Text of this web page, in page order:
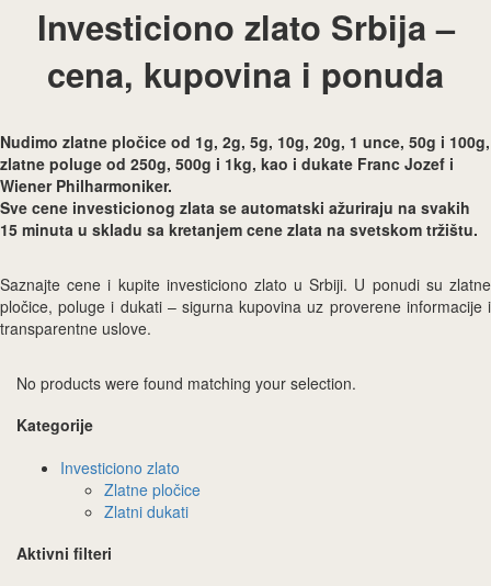
Investiciono zlato Srbija –
cena, kupovina i ponuda
Nudimo zlatne pločice od 1g, 2g, 5g, 10g, 20g, 1 unce, 50g i 100g,
zlatne poluge od 250g, 500g i 1kg, kao i dukate Franc Jozef i
Wiener Philharmoniker.
Sve cene investicionog zlata se automatski ažuriraju na svakih
15 minuta u skladu sa kretanjem cene zlata na svetskom tržištu.
Saznajte cene i kupite investiciono zlato u Srbiji. U ponudi su zlatne
pločice, poluge i dukati – sigurna kupovina uz proverene informacije i
transparentne uslove.
No products were found matching your selection.
Kategorije
Investiciono zlato
Zlatne pločice
Zlatni dukati
Aktivni filteri